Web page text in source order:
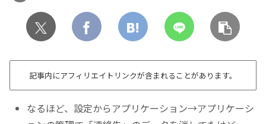
記事内にアフィリエイトリンクが含まれることがあります。
なるほど、設定からアプリケーション→アプリケーシ